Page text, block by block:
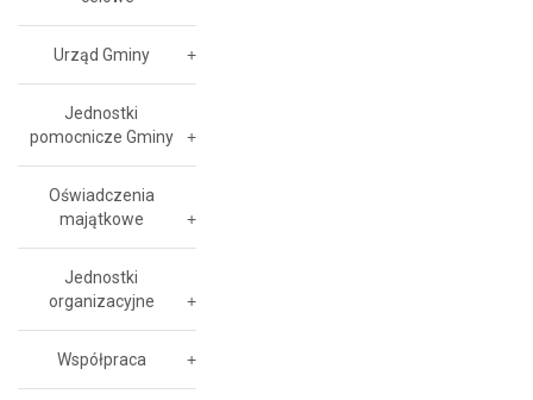
Urząd Gminy
Jednostki
pomocnicze Gminy
Oświadczenia
majątkowe
Jednostki
organizacyjne
Współpraca